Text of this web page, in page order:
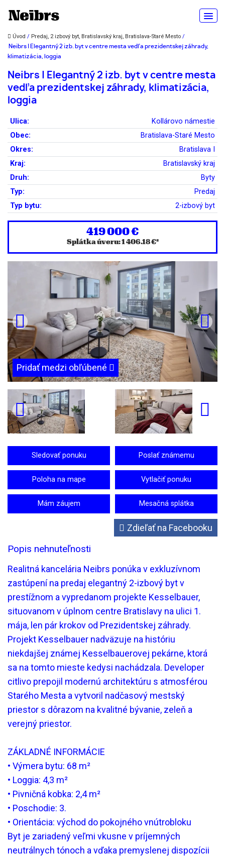
Úvod / Predaj, 2 izbový byt, Bratislavský kraj, Bratislava-Staré Mesto /
Neibrs | Elegantný 2 izb. byt v centre mesta vedľa prezidentskej záhrady,
klimatizácia, loggia
Neibrs | Elegantný 2 izb. byt v centre mesta
vedľa prezidentskej záhrady, klimatizácia,
loggia
Ulica:
Kollárovo námestie
Obec:
Bratislava-Staré Mesto
Okres:
Bratislava I
Kraj:
Bratislavský kraj
Druh:
Byty
Typ:
Predaj
Typ bytu:
2-izbový byt
419 000 €
Splátka úveru:1 406.18 €*
Pridať medzi obľúbené
Sledovať ponuku Poslať známemu
Poloha na mape Vytlačiť ponuku
Mám záujem Mesačná splátka
Popis nehnuteľnosti
Zdieľať na Facebooku
Realitná kancelária Neibrs ponúka v exkluzívnom
zastúpení na predaj elegantný 2-izbový byt v
prestížnom a vypredanom projekte Kesselbauer,
situovanom v úplnom centre Bratislavy na ulici 1.
mája, len pár krokov od Prezidentskej záhrady.
Projekt Kesselbauer nadväzuje na históriu
niekdajšej známej Kesselbauerovej pekárne, ktorá
sa na tomto mieste kedysi nachádzala. Developer
citlivo prepojil modernú architektúru s atmosférou
Starého Mesta a vytvoril nadčasový mestský
priestor s dôrazom na kvalitné bývanie, zeleň a
verejný priestor.
ZÁKLADNÉ INFORMÁCIE
• Výmera bytu: 68 m²
• Loggia: 4,3 m²
• Pivničná kobka: 2,4 m²
• Poschodie: 3.
• Orientácia: východ do pokojného vnútrobloku
Byt je zariadený veľmi vkusne v príjemných
neutrálnych tónoch a vďaka premyslenej dispozícii